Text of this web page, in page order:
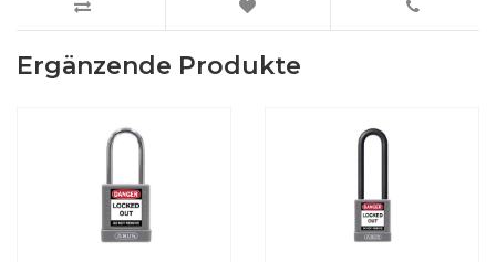
Ergänzende Produkte